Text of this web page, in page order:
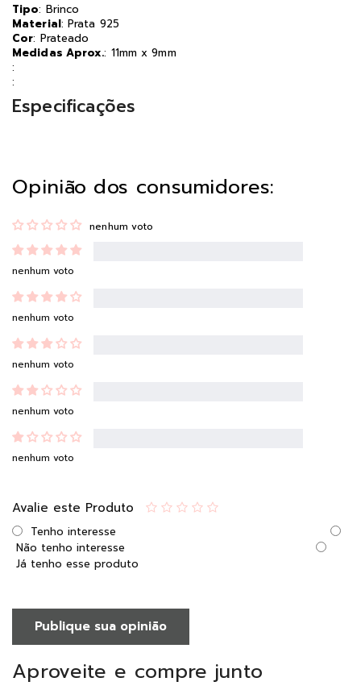
Tipo: Brinco
Material: Prata 925
Cor: Prateado
Medidas Aprox.: 11mm x 9mm
:
:
Especificações
Opinião dos consumidores:
nenhum voto
nenhum voto
nenhum voto
nenhum voto
nenhum voto
nenhum voto
Avalie este Produto
Tenho interesse
Não tenho interesse
Já tenho esse produto
Publique sua opinião
Aproveite e compre junto